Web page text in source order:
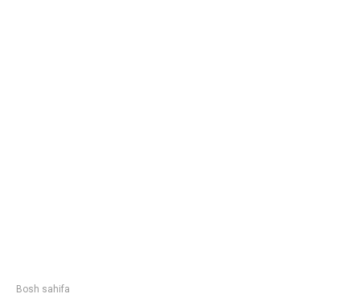
Bosh sahifa